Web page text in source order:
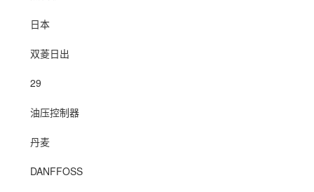
日本
双菱日出
29
油压控制器
丹麦
DANFFOSS